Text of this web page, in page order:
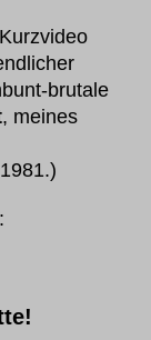
brutale
, meines